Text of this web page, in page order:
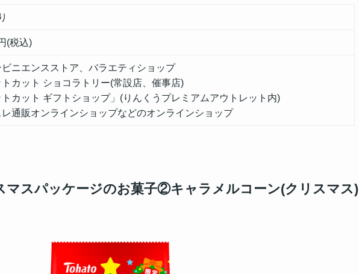
(税込)
ビニエンスストア、バラエティショップ
トカット ショコラトリー(常設店、催事店)
トカット ギフトショップ」(りんくうプレミアムアウトレット内)
レ通販オンラインショップなどのオンラインショップ
マスパッケージのお菓子②キャラメルコーン(クリスマス)